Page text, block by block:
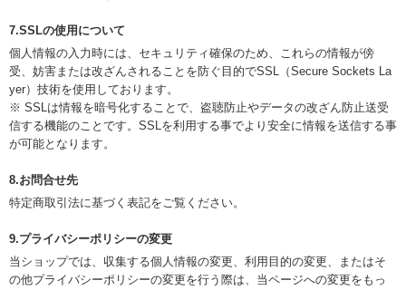
7.SSLの使用について
個人情報の入力時には、セキュリティ確保のため、これらの情報が傍
受、妨害または改ざんされることを防ぐ目的でSSL（Secure Sockets La
yer）技術を使用しております。
※ SSLは情報を暗号化することで、盗聴防止やデータの改ざん防止送受
信する機能のことです。SSLを利用する事でより安全に情報を送信する事
が可能となります。
8.お問合せ先
特定商取引法に基づく表記をご覧ください。
9.プライバシーポリシーの変更
当ショップでは、収集する個人情報の変更、利用目的の変更、またはそ
の他プライバシーポリシーの変更を行う際は、当ページへの変更をもっ